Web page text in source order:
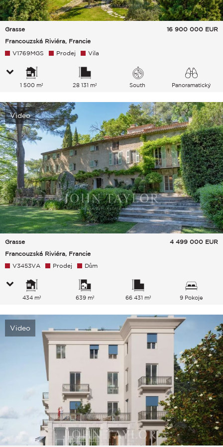
Grasse
Francouzská Riviéra, Francie
16 900 000 EUR
V1769MGS Prodej Vila
1 500 m² 28 131 m² South
Panoramatický
Video
Grasse
Francouzská Riviéra, Francie
4 499 000 EUR
V3453VA Prodej Dům
434 m² 639 m² 66 431 m² 9 Pokoje
Video